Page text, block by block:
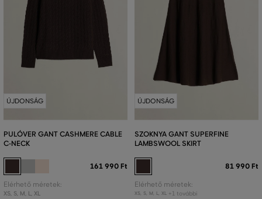
ÚJDONSÁG
PULÓVER GANT CASHMERE CABLE
C-NECK
161 990 Ft
Elérhető méretek:
XS, S, M L XL
ÚJDONSÁG
SZOKNYA GANT SUPERFINE
LAMBSWOOL SKIRT
81 990 Ft
Elérhető méretek:
XS, S, M L, XL +1 további